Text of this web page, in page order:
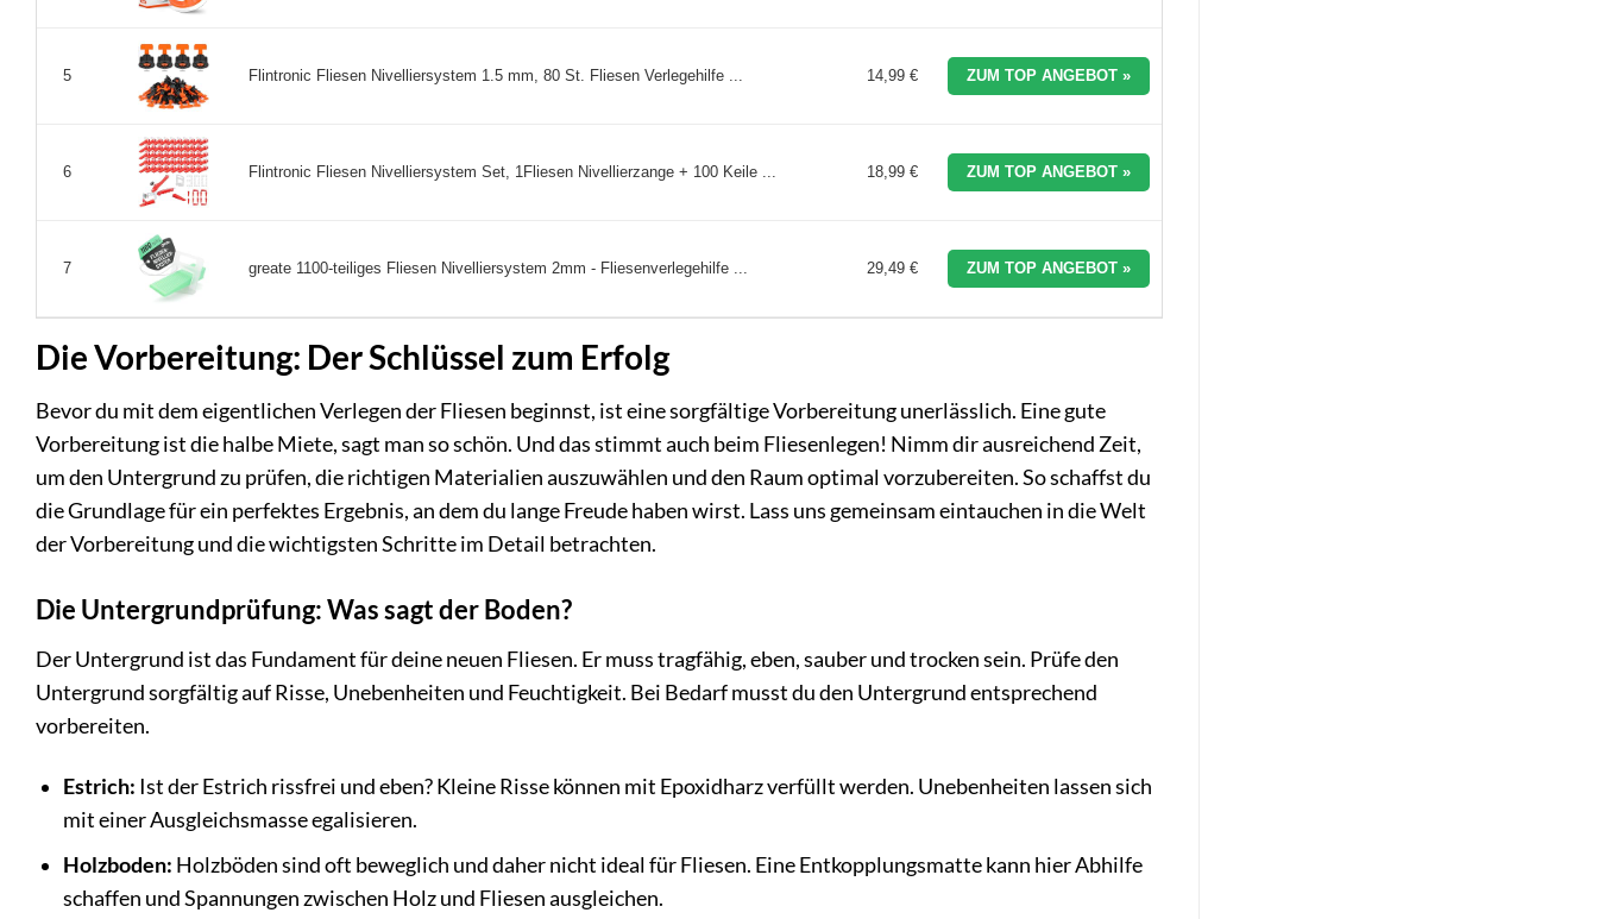
5 Flintronic Fliesen Nivelliersystem 1.5 mm, 80 St. Fliesen Verlegehilfe ... 14,99 € ZUM TOP ANGEBOT »
6 Flintronic Fliesen Nivelliersystem Set, 1Fliesen Nivellierzange + 100 Keile ... 18,99 € ZUM TOP ANGEBOT »
7 greate 1100-teiliges Fliesen Nivelliersystem 2mm - Fliesenverlegehilfe ... 29,49 € ZUM TOP ANGEBOT »
Die Vorbereitung: Der Schlüssel zum Erfolg
Bevor du mit dem eigentlichen Verlegen der Fliesen beginnst, ist eine sorgfältige Vorbereitung unerlässlich. Eine gute
Vorbereitung ist die halbe Miete, sagt man so schön. Und das stimmt auch beim Fliesenlegen! Nimm dir ausreichend Zeit,
um den Untergrund zu prüfen, die richtigen Materialien auszuwählen und den Raum optimal vorzubereiten. So schaffst du
die Grundlage für ein perfektes Ergebnis, an dem du lange Freude haben wirst. Lass uns gemeinsam eintauchen in die Welt
der Vorbereitung und die wichtigsten Schritte im Detail betrachten.
Die Untergrundprüfung: Was sagt der Boden?
Der Untergrund ist das Fundament für deine neuen Fliesen. Er muss tragfähig, eben, sauber und trocken sein. Prüfe den
Untergrund sorgfältig auf Risse, Unebenheiten und Feuchtigkeit. Bei Bedarf musst du den Untergrund entsprechend
vorbereiten.
Estrich: Ist der Estrich rissfrei und eben? Kleine Risse können mit Epoxidharz verfüllt werden. Unebenheiten lassen sich
mit einer Ausgleichsmasse egalisieren.
Holzboden: Holzböden sind oft beweglich und daher nicht ideal für Fliesen. Eine Entkopplungsmatte kann hier Abhilfe
schaffen und Spannungen zwischen Holz und Fliesen ausgleichen.